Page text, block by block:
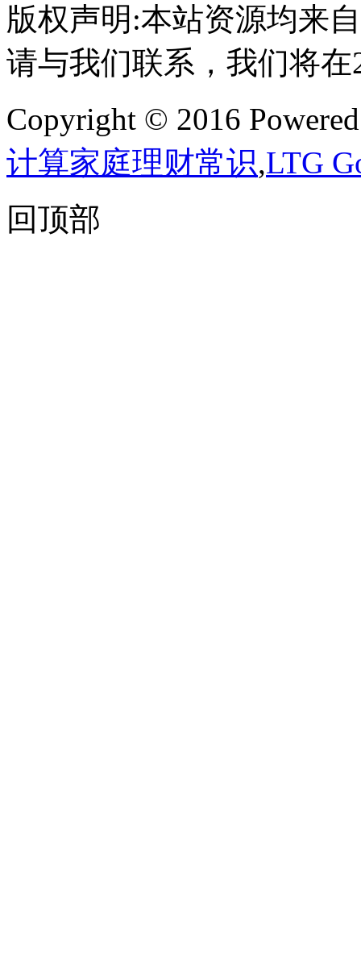
版权声明:本站资源均来
请与我们联系，我们将
Copyright © 2016
计算家庭理财常识,LTG
回顶部